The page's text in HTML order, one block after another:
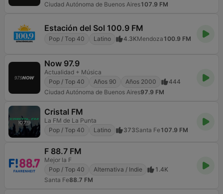
Ciudad Autónoma de Buenos Aires107.9 FM
Estación del Sol 100.9 FM
Pop / Top 40 Latino 4.3KMendoza 100.9 FM
Now 97.9
Actualidad + Música
Pop / Top 40
Años 90 Años 2000
444
Ciudad Autónoma de Buenos Aires97.9 FM
Cristal FM
La FM de La Punta
Pop / Top 40
Latino 373Santa Fe107.9 FM
F 88.7 FM
Mejor la F
Pop / Top 40
Alternativa / Indie
1.4K
Santa Fe88.7 FM